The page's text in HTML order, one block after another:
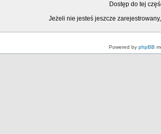
Dostęp do tej
Jeżeli nie jesteś jeszcze
Powered by phpBB